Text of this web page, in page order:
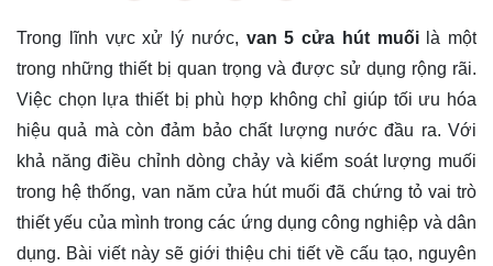
Trong lĩnh vực xử lý nước, van 5 cửa hút muối là một
trong những thiết bị quan trọng và được sử dụng rộng rãi.
Việc chọn lựa thiết bị phù hợp không chỉ giúp tối ưu hóa
hiệu quả mà còn đảm bảo chất lượng nước đầu ra. Với
khả năng điều chỉnh dòng chảy và kiểm soát lượng muối
trong hệ thống, van năm cửa hút muối đã chứng tỏ vai trò
thiết yếu của mình trong các ứng dụng công nghiệp và dân
dụng. Bài viết này sẽ giới thiệu chi tiết về cấu tạo, nguyên